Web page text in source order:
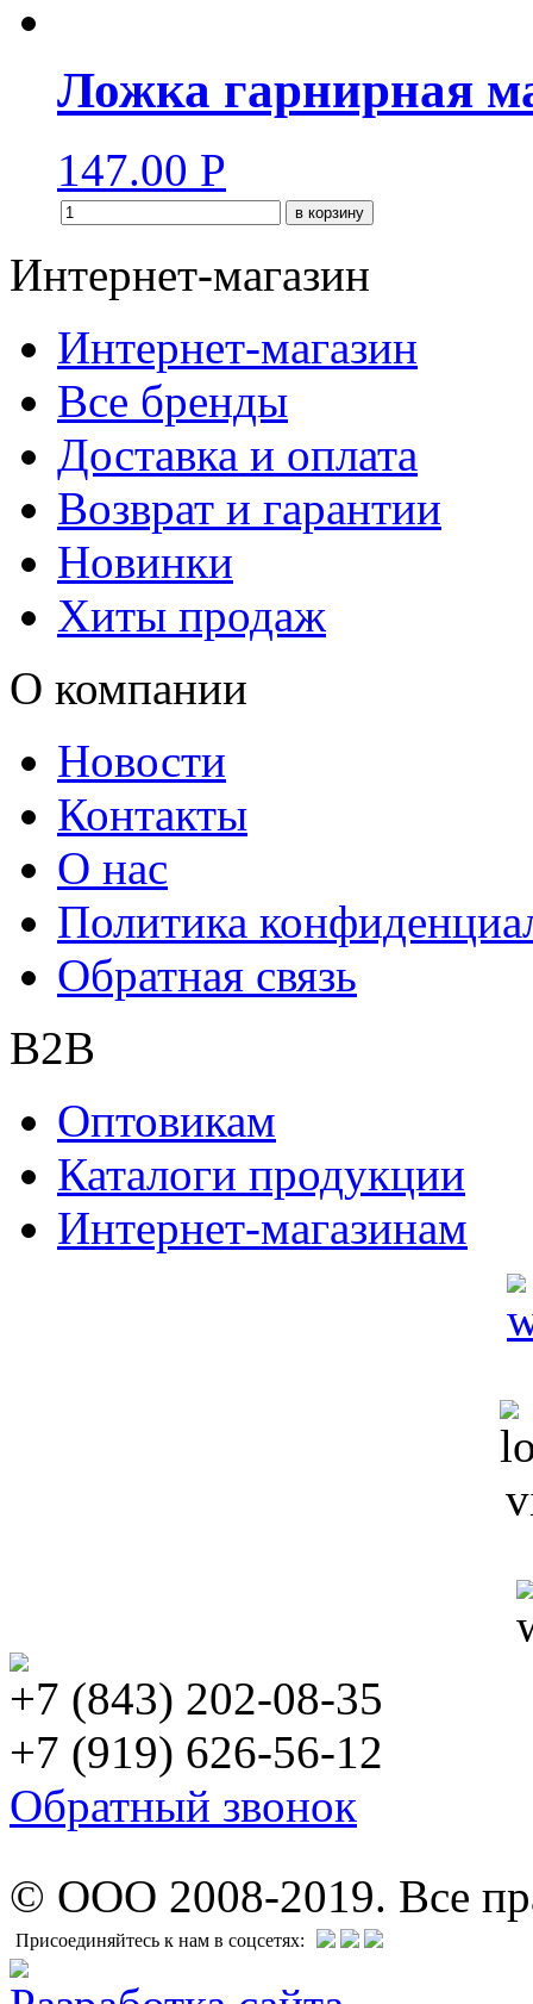
Ложка гарнирная
147.00 Р
в корзину
Интернет-магазин
Интернет-магазин
Все бренды
Доставка и оплата
Возврат и гарантии
Новинки
Хиты продаж
О компании
Новости
Контакты
О нас
Политика
Обратная связь
B2B
Оптовикам
Каталоги продукции
Интернет-магазинам
+7 (843) 202-08-35
+7 (919) 626-56-12
Обратный звонок
© ООО 2008-2019. Все
Присоединяйтесь к нам в соцсетях: